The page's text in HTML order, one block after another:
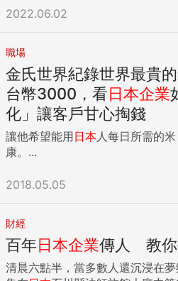
2022.06.02
職場
金氏世界紀錄世界最貴
台幣3000，看日本企業
化」讓客戶甘心掏錢
讓他希望能用日本 人每日所需的
康。...
2018.05.05
財經
百年日本企業傳人 教
清晨六點半，當多數人還沉浸在